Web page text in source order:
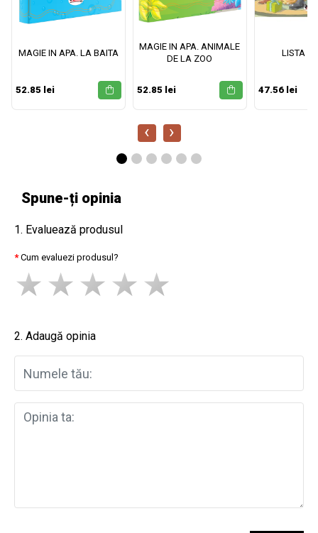
MAGIE IN APA. LA BAITA
52.85 lei
MAGIE IN APA. ANIMALE
DE LA ZOO
52.85 lei
LISTA
47.56 lei
‹ ›
Spune-ți opinia
1. Evaluează produsul
Cum evaluezi produsul?
2. Adaugă opinia